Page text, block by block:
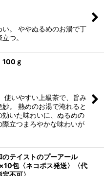
。 ややぬるめのお湯で丁
つ。
ｇ
使いやすい上級茶で、旨み
。 熱めのお湯で淹れると
いた味わいに、ぬるめの
立つまろやかな味わいが
のテイストのプーアール
包〈ネコポス発送〉〈代
不可〉